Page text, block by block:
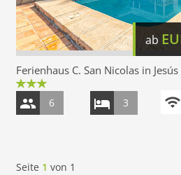
ab
Ferienhaus C. San Nicolas in
6 3
Seite 1 von 1